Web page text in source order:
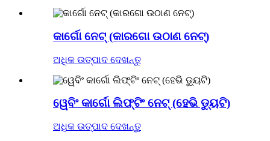
କାର୍ଗୋ ନେଟ୍ (କାରଗୋ ଉଠାଣ ନେଟ୍)
ଅଧିକ ଉତ୍ପାଦ ଦେଖନ୍ତୁ
ୱେବିଂ କାର୍ଗୋ ଲିଫ୍ଟିଂ ନେଟ୍ (ହେଭି ଡ୍ୟୁଟି)
ଅଧିକ ଉତ୍ପାଦ ଦେଖନ୍ତୁ